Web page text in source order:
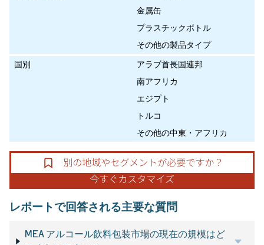
金属缶
プラスチックボトル
その他の製品タイプ
国別
アラブ首長国連邦
南アフリカ
エジプト
トルコ
その他の中東・アフリカ
レポートで回答される主要な質問
MEA アルコール飲料包装市場の現在の規模はど